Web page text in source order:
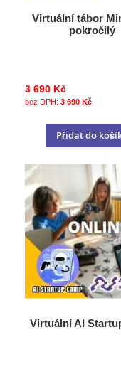
Virtuální tábor
pokročilý
3 690 Kč
3 690 Kč
Přidat do
Virtuální AI